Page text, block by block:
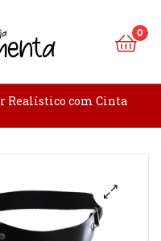
0
Realístico com Cinta